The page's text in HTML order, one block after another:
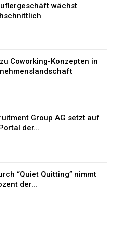
wächst
Coworking-Konzepten in
Group AG setzt auf
der...
“Quiet Quitting” nimmt
der...